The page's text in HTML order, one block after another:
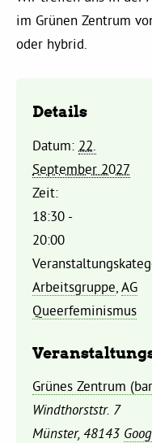
Kommissionen
Personen
Sylvia Rietenberg,
Dorothea
Josefine Paul, MdL
im Grünen Zentrum
oder hybrid.
Details
Datum: 22.
September 2027
Zeit:
18:30 -
20:00
Arbeitsgruppe ,AG
Queerfeminismus
Grünes Zentrum
Windthorststr. 7
Münster, 48143